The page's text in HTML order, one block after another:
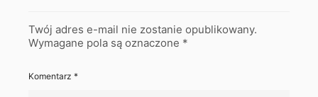
Twój adres e-mail nie zostanie opublikowany.
Wymagane pola są oznaczone *
Komentarz *